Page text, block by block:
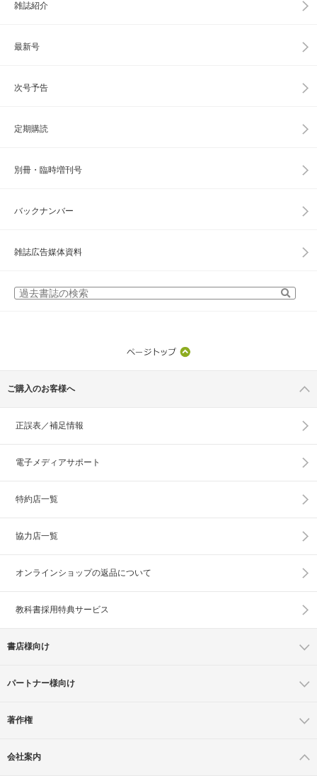
雑誌紹介
最新号
次号予告
定期購読
別冊・臨時増刊号
バックナンバー
雑誌広告媒体資料
ご購入のお客様へ
正誤表／補足情報
電子メディアサポート
特約店一覧
協力店一覧
オンラインショップの返品について
教科書採用特典サービス
書店様向け
パートナー様向け
著作権
会社案内